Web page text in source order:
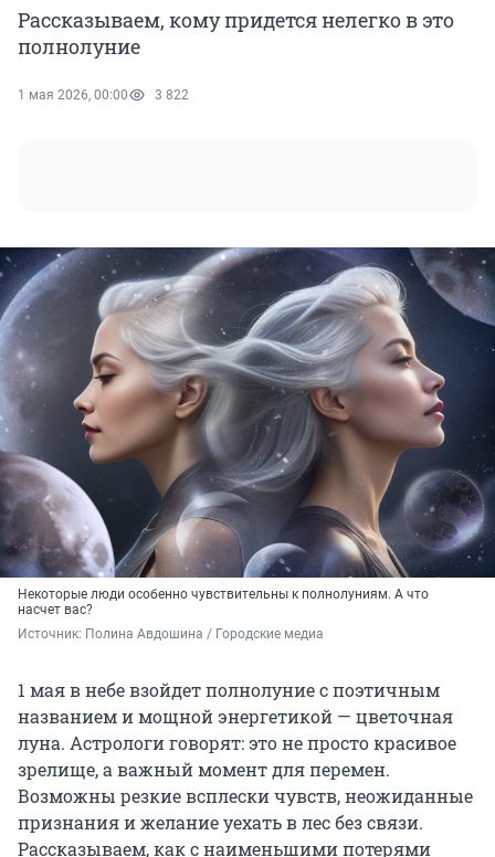
Рассказываем, кому придется нелегко в это
полнолуние
1 мая 2026, 00:00 3 822
Некоторые люди особенно чувствительны к полнолуниям. А что
насчет вас?
Источник: Полина Авдошина / Городские медиа
1 мая в небе взойдет полнолуние с поэтичным
названием и мощной энергетикой — цветочная
луна. Астрологи говорят: это не просто красивое
зрелище, а важный момент для перемен.
Возможны резкие всплески чувств, неожиданные
признания и желание уехать в лес без связи.
Рассказываем, как с наименьшими потерями